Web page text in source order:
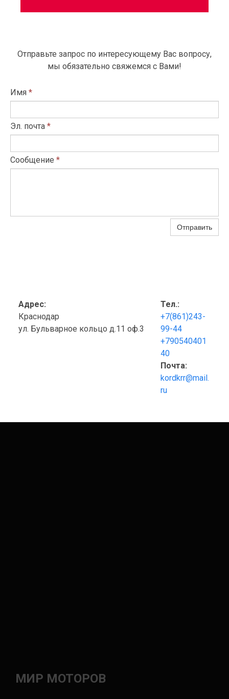
Отправьте запрос по интересующему Вас вопросу,
мы обязательно свяжемся с Вами!
Имя *
Эл. почта *
Сообщение *
Отправить
Адрес:
Краснодар
ул. Бульварное кольцо д.11 оф.3
Тел.:
+7(861)243-
99-44
+790540401
40
Почта:
kordkrr@mail.
ru
МИР МОТОРОВ